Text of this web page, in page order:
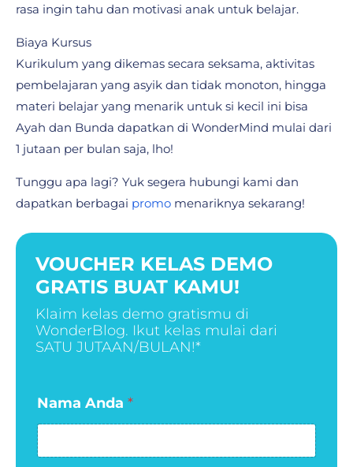
rasa ingin tahu dan motivasi anak untuk belajar.
Biaya Kursus
Kurikulum yang dikemas secara seksama, aktivitas
pembelajaran yang asyik dan tidak monoton, hingga
materi belajar yang menarik untuk si kecil ini bisa
Ayah dan Bunda dapatkan di WonderMind mulai dari
1 jutaan per bulan saja, lho!
Tunggu apa lagi? Yuk segera hubungi kami dan
dapatkan berbagai promo menariknya sekarang!
VOUCHER KELAS DEMO
GRATIS BUAT KAMU!
Klaim kelas demo gratismu di
WonderBlog. Ikut kelas mulai dari
SATU JUTAAN/BULAN!*
n
d
a
N
Nama Anda *